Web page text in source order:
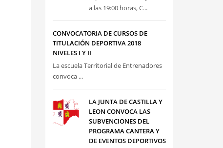
a las 19:00 horas, C...
CONVOCATORIA DE CURSOS DE
TITULACIÓN DEPORTIVA 2018
NIVELES I Y II
La escuela Territorial de Entrenadores
convoca ...
LA JUNTA DE CASTILLA Y
LEON CONVOCA LAS
SUBVENCIONES DEL
PROGRAMA CANTERA Y
DE EVENTOS DEPORTIVOS